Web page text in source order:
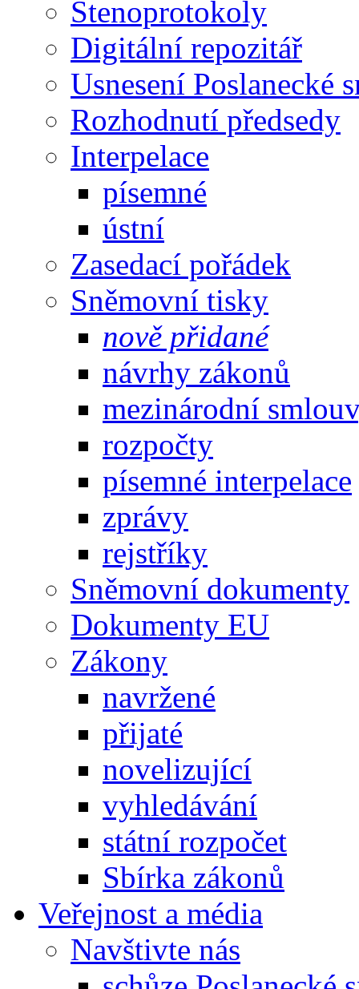
Stenoprotokoly
Digitální repozitář
Usnesení Poslanecké
Rozhodnutí předsedy
Interpelace
písemné
ústní
Zasedací pořádek
Sněmovní tisky
nově přidané
návrhy zákonů
mezinárodní
rozpočty
písemné interpelace
zprávy
rejstříky
Sněmovní dokumenty
Dokumenty EU
Zákony
navržené
přijaté
novelizující
vyhledávání
státní rozpočet
Sbírka zákonů
Veřejnost a média
Navštivte nás